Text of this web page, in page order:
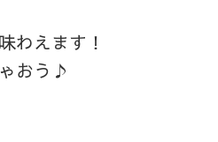
わえます！
おう♪